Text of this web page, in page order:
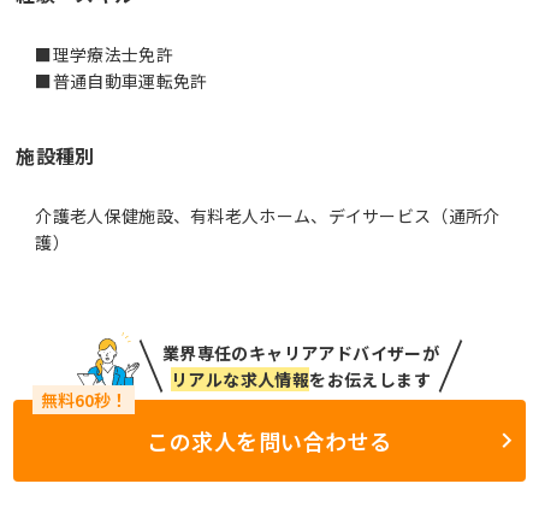
■理学療法士免許
■普通自動車運転免許
施設種別
介護老人保健施設、有料老人ホーム、デイサービス（通所介
護）
業界専任のキャリアアドバイザーが
リアルな求人情報をお伝えします
この求人を問い合わせる